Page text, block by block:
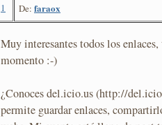
1 De: faraox
Muy interesantes todos los
momento :-)
¿Conoces del.icio.us (http://
permite guardar enlaces,